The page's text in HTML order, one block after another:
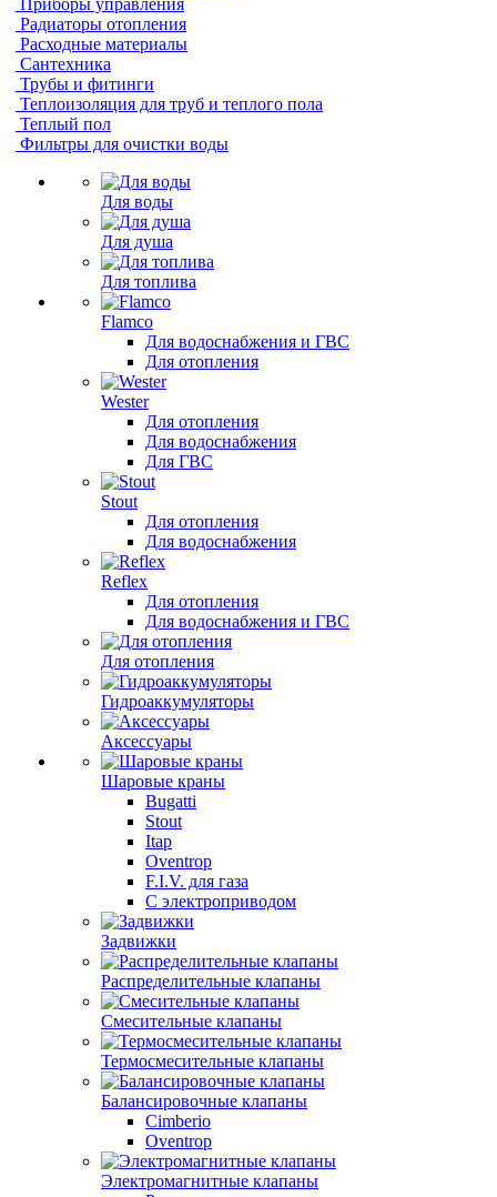
Приборы управления
Радиаторы отопления
Расходные материалы
Сантехника
Трубы и фитинги
Теплоизоляция для труб и теплого пола
Теплый пол
Фильтры для очистки воды
Для воды
Для душа
Для топлива
Flamco
Для водоснабжения и ГВС
Для отопления
Wester
Для отопления
Для водоснабжения
Для ГВС
Stout
Для отопления
Для водоснабжения
Reflex
Для отопления
Для водоснабжения и ГВС
Для отопления
Гидроаккумуляторы
Аксессуары
Шаровые краны
Bugatti
Stout
Itap
Oventrop
F.I.V. для газа
С электроприводом
Задвижки
Распределительные клапаны
Cмесительные клапаны
Термосмесительные клапаны
Балансировочные клапаны
Cimberio
Oventrop
Электромагнитные клапаны